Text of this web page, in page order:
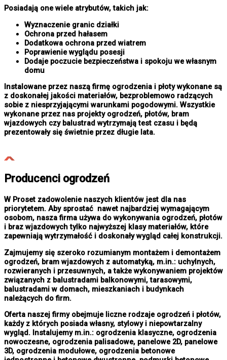
Posiadają one wiele atrybutów, takich jak:
Wyznaczenie granic działki
Ochrona przed hałasem
Dodatkowa ochrona przed wiatrem
Poprawienie wyglądu posesji
Dodaje poczucie bezpieczeństwa i spokoju we własnym
domu
Instalowane przez naszą firmę ogrodzenia i płoty wykonane są
z doskonałej jakości materiałów, bezproblemowo radzących
sobie z niesprzyjającymi warunkami pogodowymi. Wszystkie
wykonane przez nas projekty ogrodzeń, płotów, bram
wjazdowych czy balustrad wytrzymają test czasu i będą
prezentowały się świetnie przez długie lata.
Producenci ogrodzeń
W Proset zadowolenie naszych klientów jest dla nas
priorytetem. Aby sprostać nawet najbardziej wymagającym
osobom, nasza firma używa do wykonywania ogrodzeń, płotów
i braz wjazdowych tylko najwyższej klasy materiałów, które
zapewniają wytrzymałość i doskonały wygląd całej konstrukcji.
Zajmujemy się szeroko rozumianym montażem i demontażem
ogrodzeń, bram wjazdowych z automatyką, m.in.: uchylnych,
rozwieranych i przesuwnych, a także wykonywaniem projektów
związanych z balustradami balkonowymi, tarasowymi,
balustradami w domach, mieszkaniach i budynkach
należących do firm.
Oferta naszej firmy obejmuje liczne rodzaje ogrodzeń i płotów,
każdy z których posiada własny, stylowy i niepowtarzalny
wygląd. Instalujemy m.in.: ogrodzenia klasyczne, ogrodzenia
nowoczesne, ogrodzenia palisadowe, panelowe 2D, panelowe
3D, ogrodzenia modułowe, ogrodzenia betonowe